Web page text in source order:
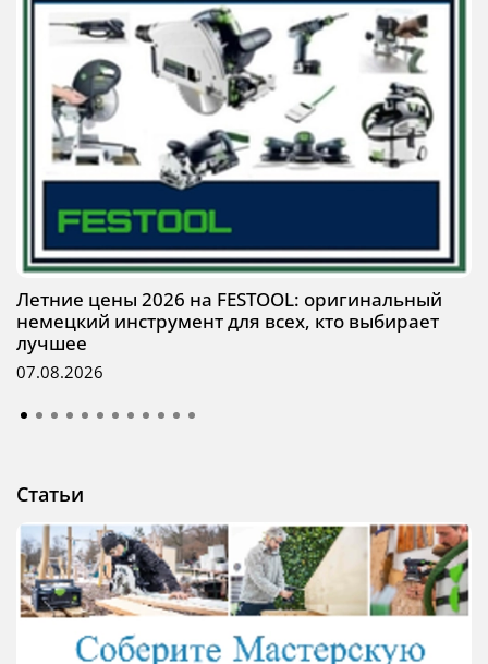
Летние цены 2026 на FESTOOL: оригинальный
немецкий инструмент для всех, кто выбирает
лучшее
07.08.2026
Статьи